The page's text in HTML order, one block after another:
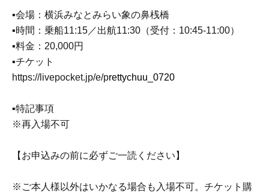
▪会場：横浜みなとみらい象の鼻桟橋
▪時間：乗船11:15／出航11:30（受付：10:45-11:00）
▪料金：20,000円
▪チケット
https://livepocket.jp/e/prettychuu_0720
▪特記事項
※再入場不可
【お申込みの前に必ずご一読ください】
※ご本人様以外はいかなる場合も入場不可。チケット購